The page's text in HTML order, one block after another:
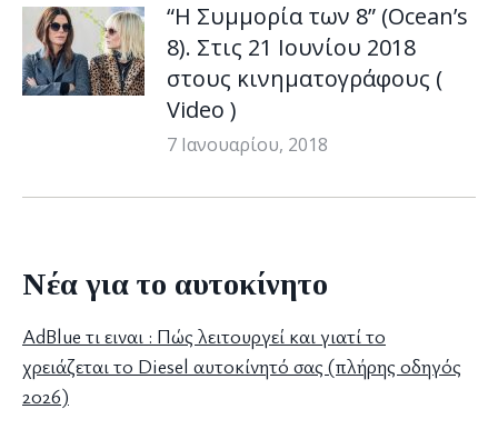
“Η Συμμορία των 8” (Ocean’s
8). Στις 21 Ιουνίου 2018
στους κινηματογράφους (
Video )
7 Ιανουαρίου, 2018
Νέα για το αυτοκίνητο
AdBlue τι ειναι : Πώς λειτουργεί και γιατί το
χρειάζεται το Diesel αυτοκίνητό σας (πλήρης οδηγός
2026)